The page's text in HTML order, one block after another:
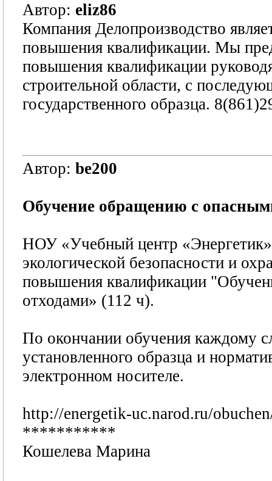
Автор: eliz86
Компания Делопроизводство
повышения квалификации. Мы
повышения квалификации
строительной области, с
государственного образца.
Автор: be200
Обучение обращению с
НОУ «Учебный центр «Энергетик»
экологической безопасности и
повышения квалификации
отходами» (112 ч).
По окончании обучения каждому
установленного образца и
электронном носителе.
http://energetik-uc.narod.ru/
***********
Кошелева Марина